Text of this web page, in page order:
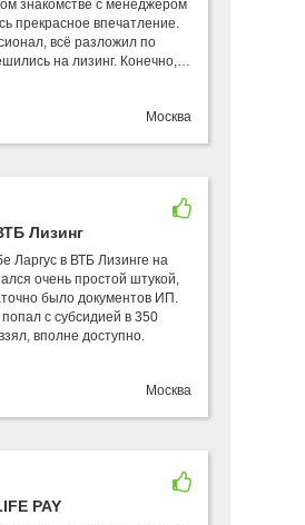
знакомстве с менеджером
прекрасное впечатление.
всё разложил по
на лизинг. Конечно,…
Москва
Лизинг
Ларгус в ВТБ Лизинге на
очень простой штукой,
было документов ИП.
с субсидией в 350
вполне доступно.
Москва
PAY